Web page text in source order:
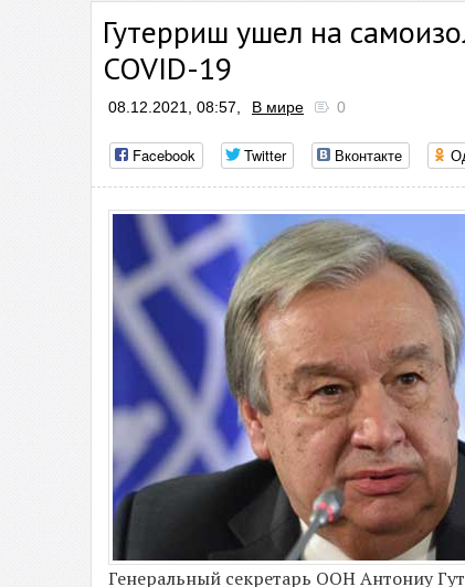
Гутерриш ушел на
COVID-19
08.12.2021, 08:57, В мире 0
Facebook Twitter Вконтакте
Генеральный секретарь ООН Антониу